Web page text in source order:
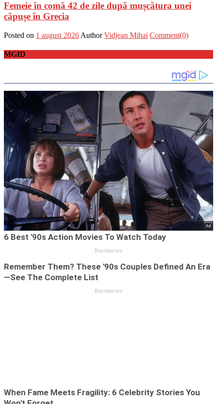
Femeie în comă 42 de zile după mușcătura unei
căpușe în Grecia
Posted on 1 august 2026 Author Vidjean Mihai Comment(0)
MGID